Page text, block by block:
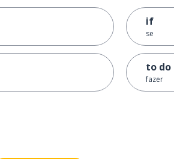
if
se
to do
fazer